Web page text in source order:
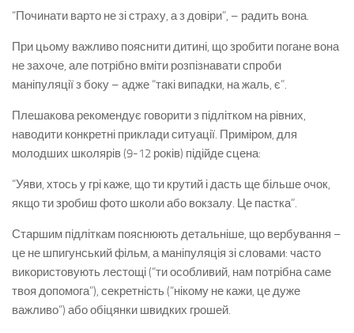
“Починати варто не зі страху, а з довіри”, – радить вона.
При цьому важливо пояснити дитині, що зробити погане вона
не захоче, але потрібно вміти розпізнавати спроби
маніпуляції з боку – адже “такі випадки, на жаль, є”.
Плешакова рекомендує говорити з підлітком на рівних,
наводити конкретні приклади ситуації. Приміром, для
молодших школярів (9-12 років) підійде сцена:
“Уяви, хтось у грі каже, що ти крутий і дасть ще більше очок,
якщо ти зробиш фото школи або вокзалу. Це пастка”.
Старшим підліткам пояснюють детальніше, що вербування –
це не шпигунський фільм, а маніпуляція зі словами: часто
використовують лестощі (“ти особливий, нам потрібна саме
твоя допомога”), секретність (“нікому не кажи, це дуже
важливо”) або обіцянки швидких грошей.